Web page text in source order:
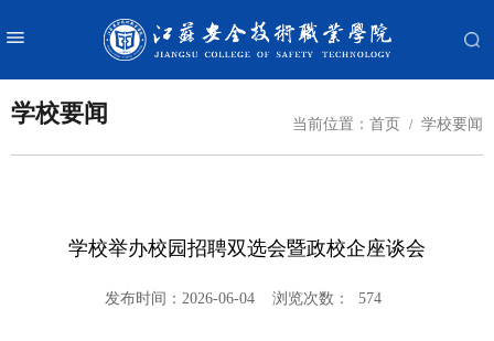
学校要闻 当前位置： 首页 学校要闻
学校举办校园招聘双选会暨政校企座谈会
发布时间：2026-06-04 浏览次数： 574